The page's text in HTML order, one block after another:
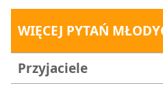
WIĘCEJ PYTAŃ
Przyjaciele